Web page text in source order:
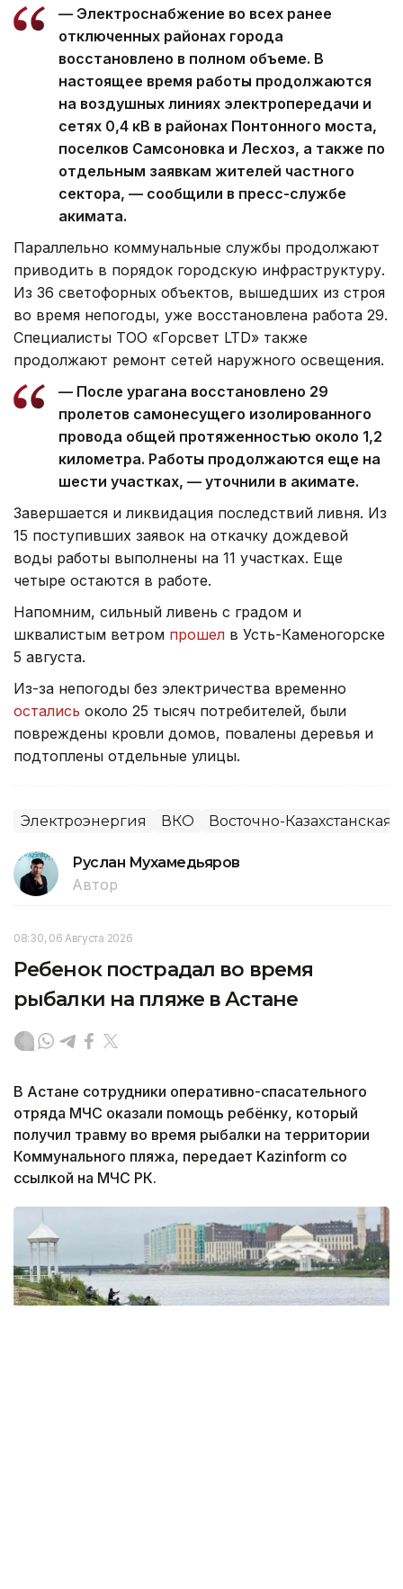
— Электроснабжение во всех ранее
отключенных районах города
восстановлено в полном объеме. В
настоящее время работы продолжаются
на воздушных линиях электропередачи и
сетях 0,4 кВ в районах Понтонного моста,
поселков Самсоновка и Лесхоз, а также по
отдельным заявкам жителей частного
сектора, — сообщили в пресс-службе
акимата.
Параллельно коммунальные службы продолжают
приводить в порядок городскую инфраструктуру.
Из 36 светофорных объектов, вышедших из строя
во время непогоды, уже восстановлена работа 29.
Специалисты ТОО «Горсвет LTD» также
продолжают ремонт сетей наружного освещения.
— После урагана восстановлено 29
пролетов самонесущего изолированного
провода общей протяженностью около 1,2
километра. Работы продолжаются еще на
шести участках, — уточнили в акимате.
Завершается и ликвидация последствий ливня. Из
15 поступивших заявок на откачку дождевой
воды работы выполнены на 11 участках. Еще
четыре остаются в работе.
Напомним, сильный ливень с градом и
шквалистым ветром прошел в Усть-Каменогорске
5 августа.
Из-за непогоды без электричества временно
остались около 25 тысяч потребителей, были
повреждены кровли домов, повалены деревья и
подтоплены отдельные улицы.
Электроэнергия ВКО Восточно-Казахстанская
Руслан Мухамедьяров
Автор
08:30, 06 Августа 2026
Ребенок пострадал во время
рыбалки на пляже в Астане
В Астане сотрудники оперативно-спасательного
отряда МЧС оказали помощь ребёнку, который
получил травму во время рыбалки на территории
Коммунального пляжа, передает Kazinform со
ссылкой на МЧС РК.